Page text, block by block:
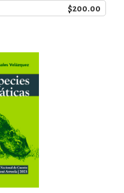
$200.00